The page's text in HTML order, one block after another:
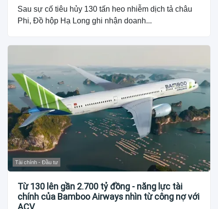
Sau sự cố tiêu hủy 130 tấn heo nhiễm dịch tả châu
Phi, Đồ hộp Hạ Long ghi nhận doanh...
Tài chính - Đầu tư
Từ 130 lên gần 2.700 tỷ đồng - năng lực tài
chính của Bamboo Airways nhìn từ công nợ với
ACV